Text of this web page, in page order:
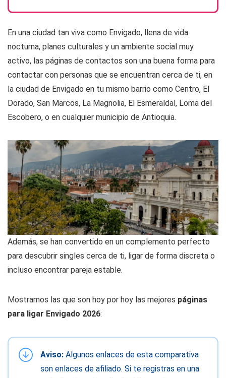
En una ciudad tan viva como Envigado, llena de vida
nocturna, planes culturales y un ambiente social muy
activo, las páginas de contactos son una buena forma para
contactar con personas que se encuentran cerca de ti, en
la ciudad de Envigado en tu mismo barrio como Centro, El
Dorado, San Marcos, La Magnolia, El Esmeraldal, Loma del
Escobero, o en cualquier municipio de Antioquia.
Además, se han convertido en un complemento perfecto
para descubrir singles cerca de ti, ligar de forma discreta o
incluso encontrar pareja estable.
Mostramos las que son hoy por hoy las mejores páginas
para ligar Envigado 2026:
Aviso: Algunos enlaces de esta comparativa
son enlaces de afiliado. Si te registras en una